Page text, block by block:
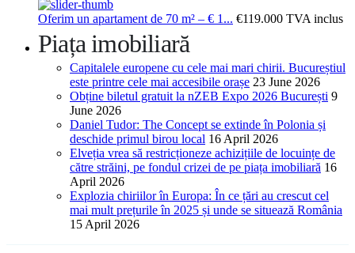
Oferim un apartament de 70 m² – € 1... €119.000 TVA inclus
Piața imobiliară
Capitalele europene cu cele mai mari chirii. Bucureștiul
este printre cele mai accesibile orașe 23 June 2026
Obține biletul gratuit la nZEB Expo 2026 București 9
June 2026
Daniel Tudor: The Concept se extinde în Polonia și
deschide primul birou local 16 April 2026
Elveția vrea să restricționeze achizițiile de locuințe de
către străini, pe fondul crizei de pe piața imobiliară 16
April 2026
Explozia chiriilor în Europa: În ce țări au crescut cel
mai mult prețurile în 2025 și unde se situează România
15 April 2026